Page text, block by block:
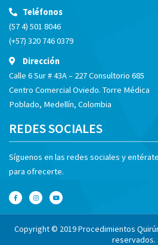
Teléfonos
(57 4) 501 8046
(+57) 320 746 0379
Dirección
Calle 6 Sur # 43A – 227 Consultorio 685
Centro Comercial Oviedo. Torre Médica
Poblado, Medellín, Colombia
REDES SOCIALES
Síguenos en las redes sociales y
para ofrecerte.
F
a
c
b
o
k
I
n
s
a
r
a
Y
o
u
u
e
Copyright © 2019 Procedimientos
reservados.